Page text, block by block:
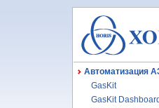
Автоматизация
GasKit
GasKit Dashboard